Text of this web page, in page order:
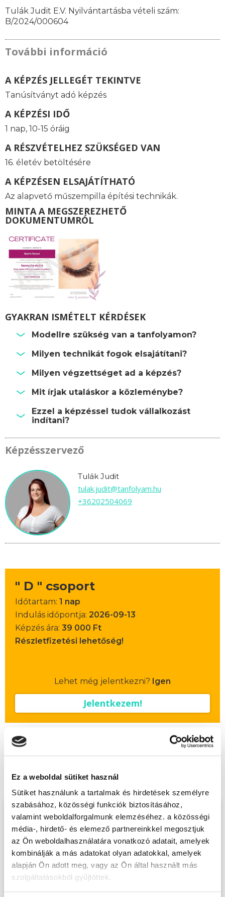
Ez a weboldal sütiket használ
Sütiket használunk a tartalmak és hirdetések személyre
szabásához, közösségi funkciók biztosításához,
valamint weboldalforgalmunk elemzéséhez. a közösségi
média-, hirdető- és elemező partnereinkkel megosztjuk
az Ön weboldalhasználatára vonatkozó adatait, amelyek
kombinálják a más adatokat olyan adatokkal, amelyek
alapján Ön adott meg, vagy az Ön által használt más
szolgáltatásokból gyűjtöttek.
Tulák Judit E.V. Nyilvántartásba vételi szám:
B/2024/000604
További információ
A KÉPZÉS JELLEGÉT TEKINTVE
Tanúsítványt adó képzés
A KÉPZÉSI IDŐ
1 nap, 10-15 óráig
A RÉSZVÉTELHEZ SZÜKSÉGED VAN
16. életév betöltésére
A KÉPZÉSEN ELSAJÁTÍTHATÓ
Az alapvető műszempilla építési technikák.
MINTA A MEGSZEREZHETŐ
DOKUMENTUMRÓL
GYAKRAN ISMÉTELT KÉRDÉSEK
Modellre szükség van a tanfolyamon?
Milyen technikát fogok elsajátítani?
Milyen végzettséget ad a képzés?
Mit írjak utaláskor a közleménybe?
Ezzel a képzéssel tudok vállalkozást
indítani?
Képzésszervező
Tulák Judit
tulak.judit@tanfolyam.hu
+36202504069
" D " csoport
Időtartam: 1 nap
Indulás időpontja: 2026-09-13
Képzés ára: 39 000 Ft
Részletfizetési lehetőség!
Lehet még jelentkezni? Igen
Jelentkezem!
Végezd elSzempilla stylist alaptanfolyam
valóra az álmaidat!
Töltsd ki adatlapunkat,
hogy eljuttathassuk Hozzád
INGYENES és MINDEN
KÖTELEZETTSÉGTŐL
MENTES tájékoztató
anyagunkat!